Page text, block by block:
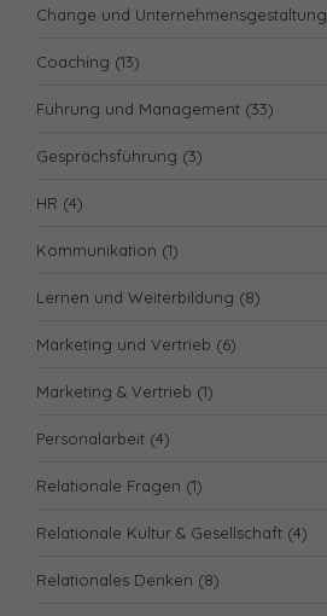
Change und Unternehmensgestaltung
Coaching (13)
Führung und Management (33)
Gesprächsführung (3)
HR (4)
Kommunikation (1)
Lernen und Weiterbildung (8)
Marketing und Vertrieb (6)
Marketing & Vertrieb (1)
Personalarbeit (4)
Relationale Fragen (1)
Relationale Kultur & Gesellschaft (4)
Relationales Denken (8)